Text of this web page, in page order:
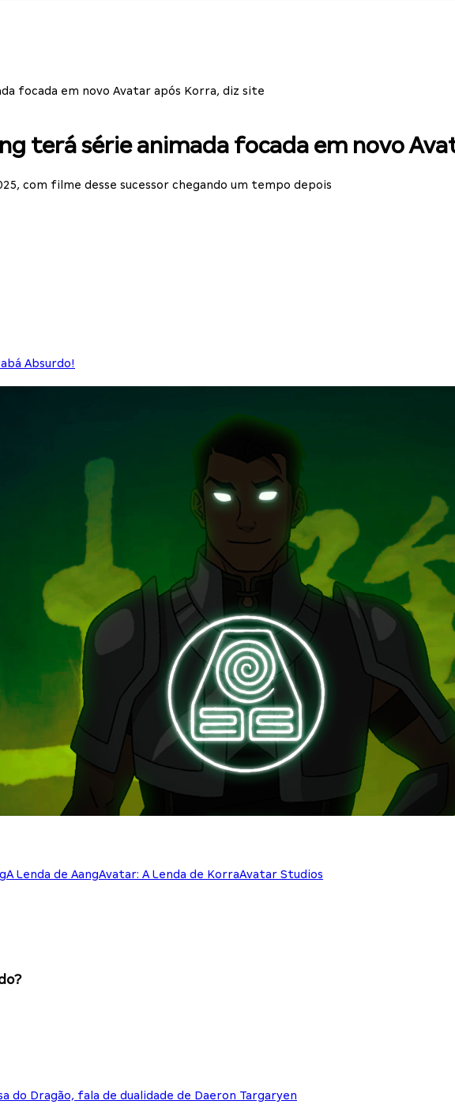
focada em novo Avatar após Korra, diz site
terá série animada focada em novo
com filme desse sucessor chegando um tempo depois
Absurdo!
A Lenda de AangAvatar: A Lenda de KorraAvatar Studios
do Dragão, fala de dualidade de Daeron Targaryen